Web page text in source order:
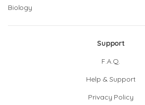
Biology
Support
F.A.Q.
Help & Support
Privacy Policy